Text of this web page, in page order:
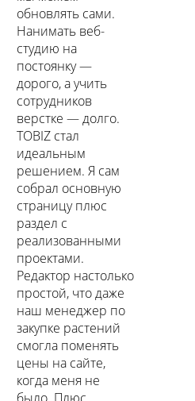
обновлять сами.
Нанимать веб-
студию на
постоянку —
дорого, а учить
сотрудников
верстке — долго.
TOBIZ стал
идеальным
решением. Я сам
собрал основную
страницу плюс
раздел с
реализованными
проектами.
Редактор настолько
простой, что даже
наш менеджер по
закупке растений
смогла поменять
цены на сайте,
когда меня не